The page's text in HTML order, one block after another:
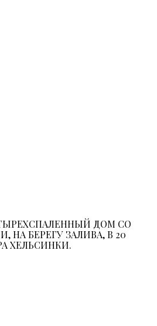
ДОМ СО
НА БЕРЕГУ ЗАЛИВА, В 20
ХЕЛЬСИНКИ.